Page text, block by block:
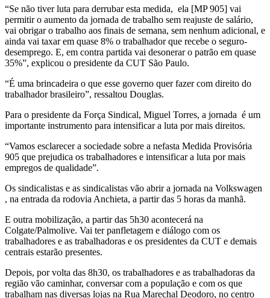
“Se não tiver luta para derrubar esta medida, ela [MP 905] vai
permitir o aumento da jornada de trabalho sem reajuste de salário,
vai obrigar o trabalho aos finais de semana, sem nenhum adicional, e
ainda vai taxar em quase 8% o trabalhador que recebe o seguro-
desemprego. E, em contra partida vai desonerar o patrão em quase
35%”, explicou o presidente da CUT São Paulo.
“É uma brincadeira o que esse governo quer fazer com direito do
trabalhador brasileiro”, ressaltou Douglas.
Para o presidente da Força Sindical, Miguel Torres, a jornada é um
importante instrumento para intensificar a luta por mais direitos.
“Vamos esclarecer a sociedade sobre a nefasta Medida Provisória
905 que prejudica os trabalhadores e intensificar a luta por mais
empregos de qualidade”.
Os sindicalistas e as sindicalistas vão abrir a jornada na Volkswagen
, na entrada da rodovia Anchieta, a partir das 5 horas da manhã.
E outra mobilização, a partir das 5h30 acontecerá na
Colgate/Palmolive. Vai ter panfletagem e diálogo com os
trabalhadores e as trabalhadoras e os presidentes da CUT e demais
centrais estarão presentes.
Depois, por volta das 8h30, os trabalhadores e as trabalhadoras da
região vão caminhar, conversar com a população e com os que
trabalham nas diversas lojas na Rua Marechal Deodoro, no centro